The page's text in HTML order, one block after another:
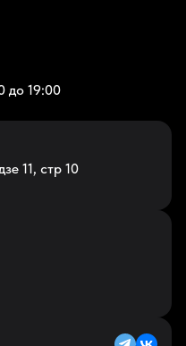
до 19:00
11, стр 10